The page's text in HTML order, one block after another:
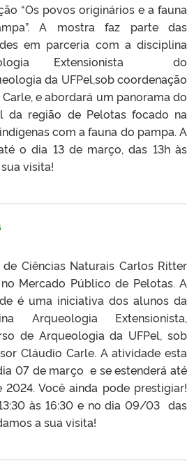
“Os povos originários e a fauna
A mostra faz parte das
em parceria com a disciplina
Extensionista do
da UFPel,sob coordenação
e abordará um panorama do
da região de Pelotas focado na
com a fauna do pampa. A
o dia 13 de março, das 13h às
visita!
de Ciências Naturais Carlos Ritter
Mercado Público de Pelotas. A
é uma iniciativa dos alunos da
Arqueologia Extensionista,
de Arqueologia da UFPel, sob
Cláudio Carle. A atividade esta
07 de março e se estenderá até
Você ainda pode prestigiar!
às 16:30 e no dia 09/03 das
a sua visita!